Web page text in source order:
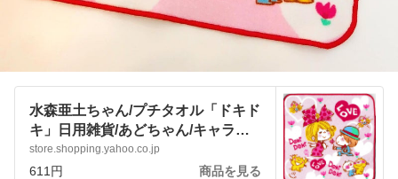
水森亜土ちゃん/プチタオル「ドキド
キ」日用雑貨/あどちゃん/キャラク
ターグッズ :pjbfnrzn5a:アートサロ
ン和錆 - 通販 - Yahoo!ショッピング
store.shopping.yahoo.co.jp
611円 商品を見る